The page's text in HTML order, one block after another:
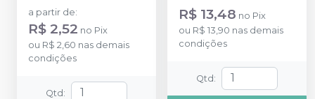
a partir de:
R$ 2,52 no Pix
ou R$ 2,60 nas demais
condições
Qtd :
R$ 13,48 no Pix
ou R$ 13,90 nas demais
condições
Qtd :